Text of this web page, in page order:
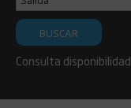
BUSCAR
Consulta